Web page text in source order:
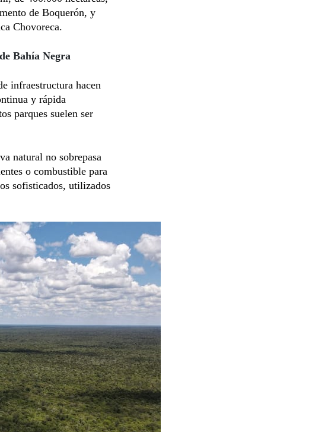
de Boquerón, y
Chovoreca.
Bahía Negra
infraestructura hacen
y rápida
parques suelen ser
natural no sobrepasa
o combustible para
sofisticados, utilizados